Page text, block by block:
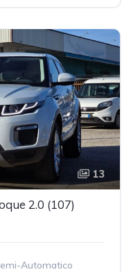
13
2.0 (107)
Automatico